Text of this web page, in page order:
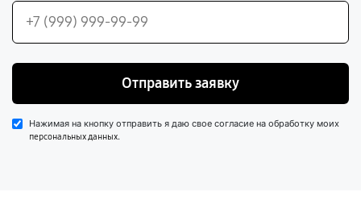
Отправить заявку
Нажимая на кнопку отправить я даю свое согласие на обработку моих
персональных данных.